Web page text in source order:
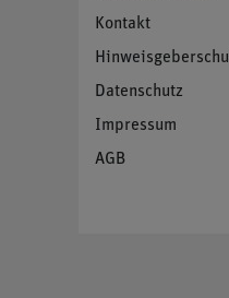
Kontakt
Datenschutz
Impressum
AGB